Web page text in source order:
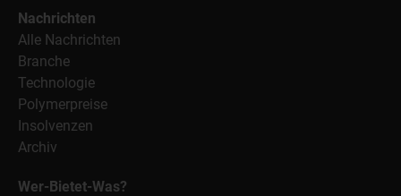
Nachrichten
Alle Nachrichten
Branche
Technologie
Polymerpreise
Insolvenzen
Archiv
Wer-Bietet-Was?